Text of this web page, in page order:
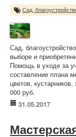
Сад,
Сад,
выборе и
Помощь в уходе за
составление плана
цветов,
000 руб.
31.05.2017